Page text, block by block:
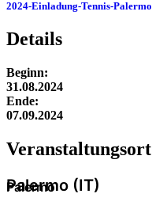
2024-Einladung-Tennis-Palermo
Details
Beginn:
31.08.2024
Ende:
07.09.2024
Veranstaltung­sort
Palermo (IT)
Palermo